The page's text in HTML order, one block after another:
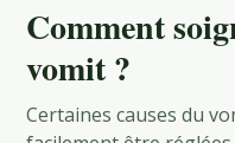
Comment
vomit ?
Certaines causes du